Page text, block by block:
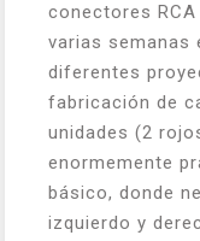
conectores
varias semanas
diferentes
fabricación de
unidades (2
enormemente
básico, donde
izquierdo y